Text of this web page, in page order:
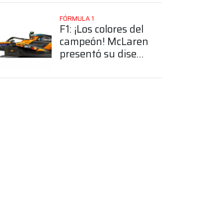
deporte argentino"
FÓRMULA 1
F1: ¡Los colores del
campeón! McLaren
presentó su diseño
2026